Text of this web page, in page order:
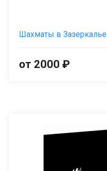
Шахматы в Зазеркалье
от 2000 ₽